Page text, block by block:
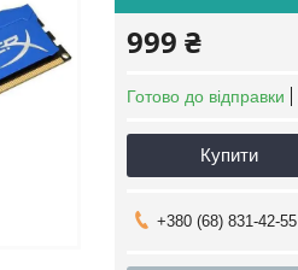
999 ₴
Готово до відправки
Купити
+380 (68) 831-42-55